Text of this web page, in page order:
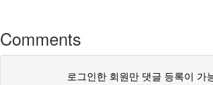
Comments
로그인한 회원만 댓글 등록이 가